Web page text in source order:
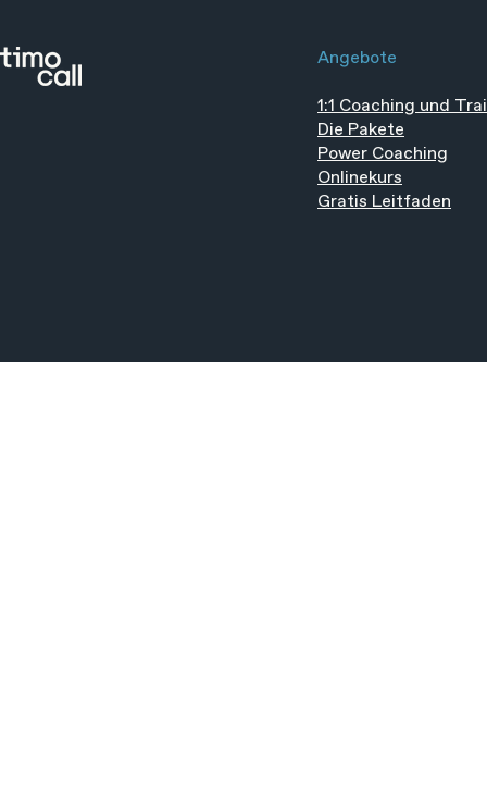
Angebote
1:1 Coaching und
Die Pakete
Power Coaching
Onlinekurs
Gratis Leitfaden